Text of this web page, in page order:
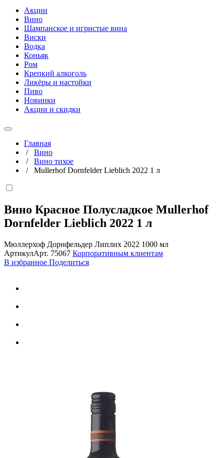
Акции
Вино
Шампанское и игристые вина
Виски
Водка
Коньяк
Ром
Крепкий алкоголь
Ликёры и настойки
Пиво
Новинки
Акции и скидки
Главная
/ Вино
/ Вино тихое
/ Mullerhof Dornfelder Lieblich 2022 1 л
Вино Красное Полусладкое Mullerhof
Dornfelder Lieblich 2022 1 л
Мюллерхоф Дорнфельдер Липлих 2022 1000 мл
АртикулАрт. 75067 Корпоративным клиентам
В избранное Поделиться